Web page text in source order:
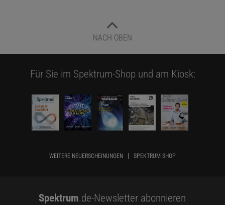
NACH OBEN
Für Sie im Spektrum-Shop und am Kiosk:
WEITERE NEUERSCHEINUNGEN SPEKTRUM SHOP
Spektrum.de-Newsletter abonnieren